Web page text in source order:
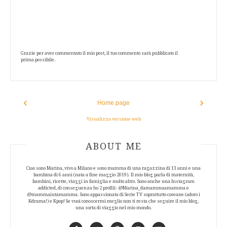
Grazie per aver commentato il mio post, il tuo commento sarà pubblicato il
prima possibile.
‹ ›
Home page
Visualizza versione web
ABOUT AUTHOR
ABOUT ME
Ciao sono Marina, vivo a Milano e sono mamma di una ragazzina di 13 anni e una
bambina di 6 anni (nata a fine maggio 2019). Il mio blog parla di maternità,
bambini, ricette, viaggi in famiglia e molto altro. Sono anche una Instagram
addicted, di conseguenza ho 2 profili: @Marina_damammaamamma e
@mammaiutamamma. Sono appassionata di Serie TV soprattutto coreane (adoro i
Kdrama!) e Kpop! Se vuoi conoscermi meglio non ti resta che seguire il mio blog,
una sorta di viaggio nel mio mondo.